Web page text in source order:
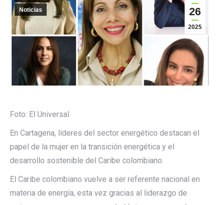
26
2025
Noticias
Foto: El Universal
En Cartagena, líderes del sector energético destacan el
papel de la mujer en la transición energética y el
desarrollo sostenible del Caribe colombiano.
El Caribe colombiano vuelve a ser referente nacional en
materia de energía, esta vez gracias al liderazgo de